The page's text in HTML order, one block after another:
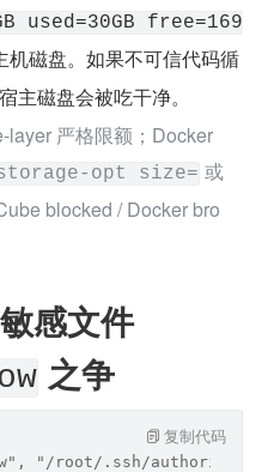
used=30GB free=169
磁盘。如果不可信代码循
宿主磁盘会被吃干净。
layer 严格限额；Docker
opt size= 或
blocked / Docker bro
感文件
之争
"/root/.ssh/
复制代码